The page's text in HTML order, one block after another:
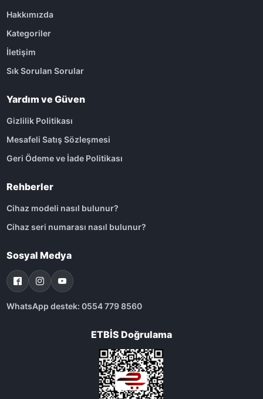
Hakkımızda
Kategoriler
İletişim
Sık Sorulan Sorular
Yardım ve Güven
Gizlilik Politikası
Mesafeli Satış Sözleşmesi
Geri Ödeme ve İade Politikası
Rehberler
Cihaz modeli nasıl bulunur?
Cihaz seri numarası nasıl bulunur?
Sosyal Medya
WhatsApp destek: 0554 779 8560
ETBİS Doğrulama